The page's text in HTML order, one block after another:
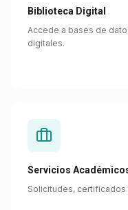
Biblioteca Digital
Accede a bases de
digitales.
Servicios
Solicitudes, certificados